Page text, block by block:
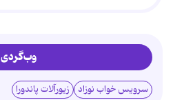
وب‌گردی
سرویس خواب نوزاد زیورآلات پاندورا